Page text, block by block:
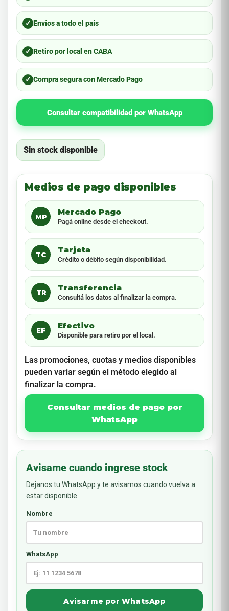
✓ Envíos a todo el país
✓ Retiro por local en CABA
✓ Compra segura con Mercado Pago
Consultar compatibilidad por WhatsApp
Sin stock disponible
Medios de pago disponibles
MP
Mercado Pago
Pagá online desde el checkout.
TC
Tarjeta
Crédito o débito según disponibilidad.
TR
Transferencia
Consultá los datos al finalizar la compra.
EF
Efectivo
Disponible para retiro por el local.
Las promociones, cuotas y medios disponibles
pueden variar según el método elegido al
finalizar la compra.
Consultar medios de pago por
WhatsApp
Avisame cuando ingrese stock
Dejanos tu WhatsApp y te avisamos cuando vuelva a
estar disponible.
Nombre
WhatsApp
Avisarme por WhatsApp